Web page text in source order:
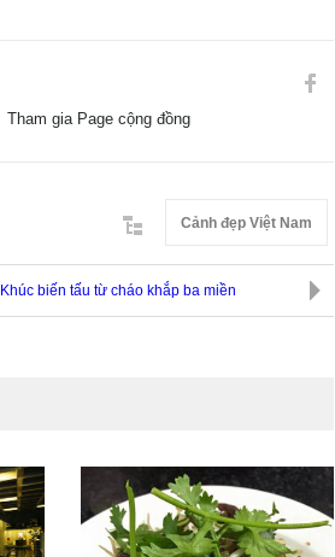
Tham gia Page cộng đồng
Cảnh đẹp Việt Nam
Khúc biến tấu từ cháo khắp ba miền